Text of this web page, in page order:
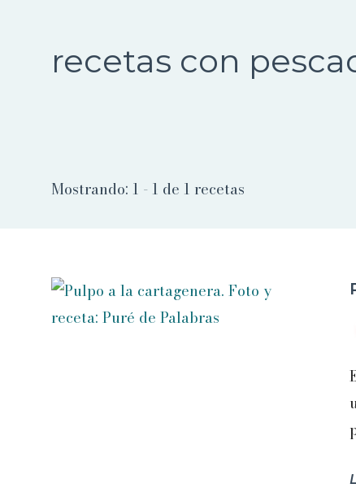
recetas con
Mostrando: 1 - 1 de 1 recetas